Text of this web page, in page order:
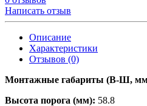
Написать отзыв
Описание
Характеристики
Отзывов (0)
Монтажные габариты (В-Ш,
Высота порога (мм): 58.8